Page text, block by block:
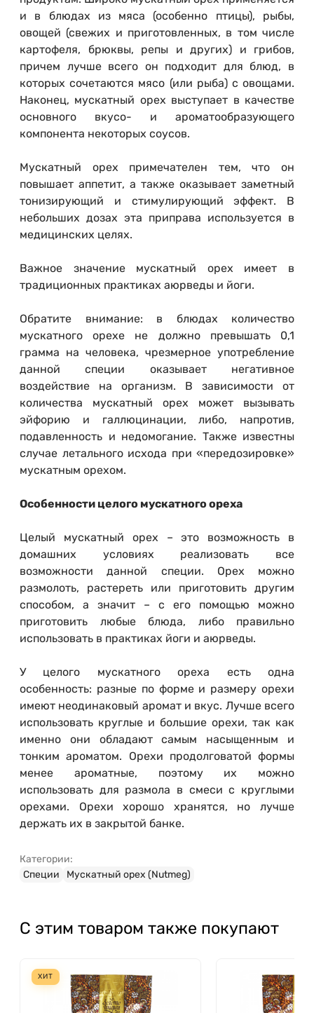
и в блюдах из мяса (особенно птицы), рыбы,
овощей (свежих и приготовленных, в том числе
картофеля, брюквы, репы и других) и грибов,
причем лучше всего он подходит для блюд, в
которых сочетаются мясо (или рыба) с овощами.
Наконец, мускатный орех выступает в качестве
основного вкусо- и ароматообразующего
компонента некоторых соусов.
Мускатный орех примечателен тем, что он
повышает аппетит, а также оказывает заметный
тонизирующий и стимулирующий эффект. В
небольших дозах эта приправа используется в
медицинских целях.
Важное значение мускатный орех имеет в
традиционных практиках аюрведы и йоги.
Обратите внимание: в блюдах количество
мускатного орехе не должно превышать 0,1
грамма на человека, чрезмерное употребление
данной специи оказывает негативное
воздействие на организм. В зависимости от
количества мускатный орех может вызывать
эйфорию и галлюцинации, либо, напротив,
подавленность и недомогание. Также известны
случае летального исхода при «передозировке»
мускатным орехом.
Особенности целого мускатного ореха
Целый мускатный орех – это возможность в
домашних условиях реализовать все
возможности данной специи. Орех можно
размолоть, растереть или приготовить другим
способом, а значит – с его помощью можно
приготовить любые блюда, либо правильно
использовать в практиках йоги и аюрведы.
У целого мускатного ореха есть одна
особенность: разные по форме и размеру орехи
имеют неодинаковый аромат и вкус. Лучше всего
использовать круглые и большие орехи, так как
именно они обладают самым насыщенным и
тонким ароматом. Орехи продолговатой формы
менее ароматные, поэтому их можно
использовать для размола в смеси с круглыми
орехами. Орехи хорошо хранятся, но лучше
держать их в закрытой банке.
Категории:
Специи
Мускатный орех (Nutmeg)
С этим товаром также покупают
ХИТ